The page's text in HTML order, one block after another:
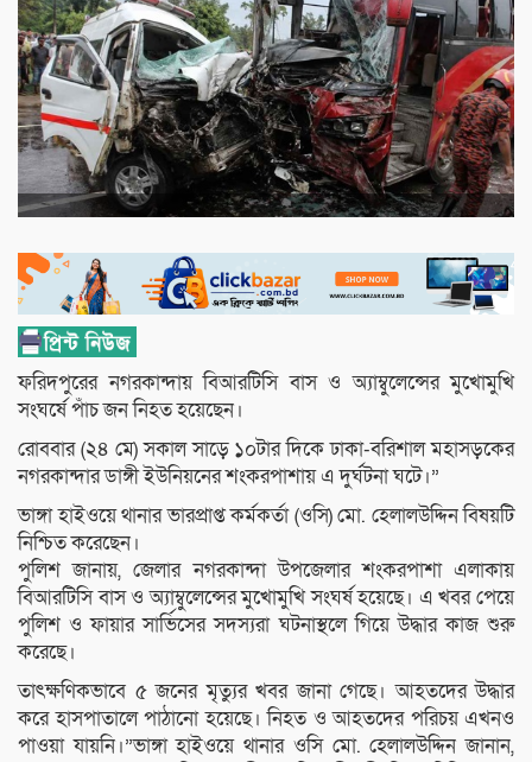
ফরিদপুরের নগরকান্দায় বিআরটিসি বাস ও অ্যাম্বুলেন্সের মুখোমুখি
সংঘর্ষে পাঁচ জন নিহত হয়েছেন।
রোববার (২৪ মে) সকাল সাড়ে ১০টার দিকে ঢাকা-বরিশাল মহাসড়কের
নগরকান্দার ডাঙ্গী ইউনিয়নের শংকরপাশায় এ দুর্ঘটনা ঘটে।”
ভাঙ্গা হাইওয়ে থানার ভারপ্রাপ্ত কর্মকর্তা (ওসি) মো. হেলালউদ্দিন বিষয়টি
নিশ্চিত করেছেন।
পুলিশ জানায়, জেলার নগরকান্দা উপজেলার শংকরপাশা এলাকায়
বিআরটিসি বাস ও অ্যাম্বুলেন্সের মুখোমুখি সংঘর্ষ হয়েছে। এ খবর পেয়ে
পুলিশ ও ফায়ার সার্ভিসের সদস্যরা ঘটনাস্থলে গিয়ে উদ্ধার কাজ শুরু
করেছে।
তাৎক্ষণিকভাবে ৫ জনের মৃত্যুর খবর জানা গেছে। আহতদের উদ্ধার
করে হাসপাতালে পাঠানো হয়েছে। নিহত ও আহতদের পরিচয় এখনও
পাওয়া যায়নি।”ভাঙ্গা হাইওয়ে থানার ওসি মো. হেলালউদ্দিন জানান,